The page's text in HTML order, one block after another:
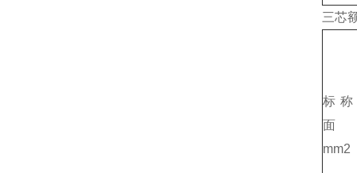
三芯
标称
面
mm2